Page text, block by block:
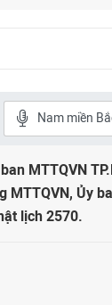
Nam miền
MTTQVN
MTTQVN, Ủy
lịch 2570.